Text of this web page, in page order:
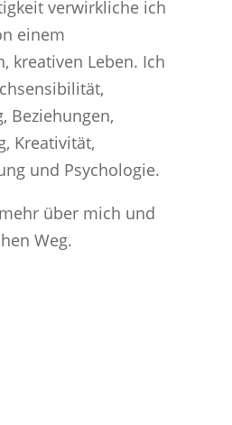
verwirkliche ich
einem
kreativen Leben. Ich
Beziehungen,
Kreativität,
und Psychologie.
über mich und
Weg.